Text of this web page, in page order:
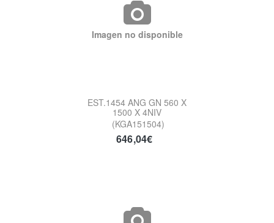
Imagen no disponible
EST.1454 ANG GN 560 X
1500 X 4NIV
(KGA151504)
646,04€